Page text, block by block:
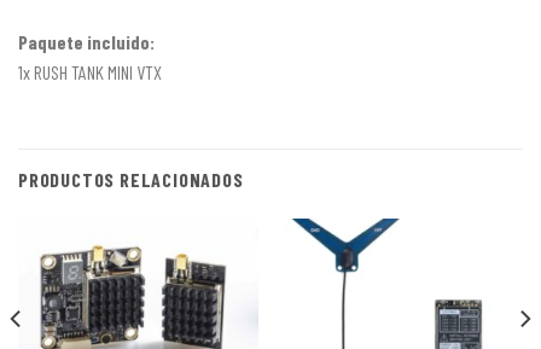
Paquete incluido:
1x RUSH TANK MINI VTX
PRODUCTOS RELACIONADOS